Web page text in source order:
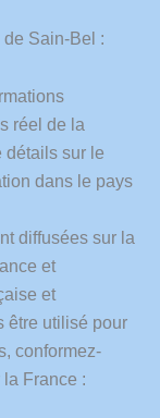
à
de
l’épisode
de
#Canicule
Rhône,
l’Isère
et
Savoies
dès
ce
samedi
Sain-Bel :
réel de la
détails sur le
dans le pays
diffusées sur la
et
et
être utilisé pour
conformez-
France :